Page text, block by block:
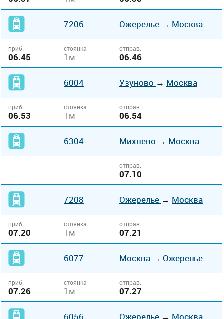
7206 Ожерелье → Москва
приб.
06.45
стоянка
1м
отправ.
06.46
6004 Узуново → Москва
приб.
06.53
стоянка
1м
отправ.
06.54
6304 Михнево → Москва
отправ.
07.10
7208 Ожерелье → Москва
приб.
07.20
стоянка
1м
отправ.
07.21
6077 Москва → Ожерелье
приб.
07.26
стоянка
1м
отправ.
07.27